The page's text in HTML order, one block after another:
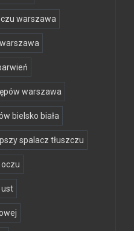
warszawa
warszawa
bielsko biała
spalacz tłuszczu
ust